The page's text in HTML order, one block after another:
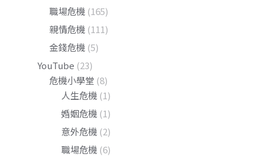
職場危機 (165)
親情危機 (111)
金錢危機 (5)
YouTube (23)
危機小學堂 (8)
人生危機 (1)
婚姻危機 (1)
意外危機 (2)
職場危機 (6)